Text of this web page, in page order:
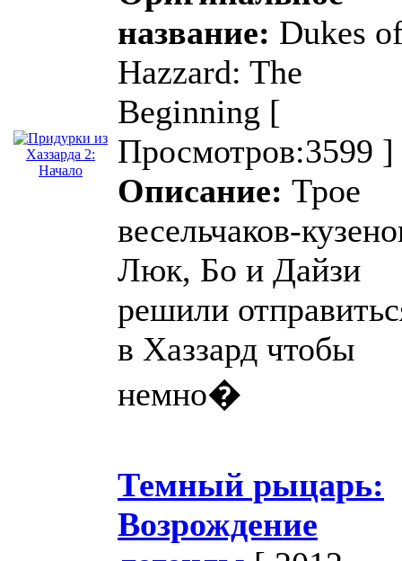
название: Dukes
Hazzard: The
Beginning [
Просмотров:3599 ]
Описание: Трое
весельчаков-
Люк, Бо и Дайзи
решили
в Хаззард чтобы
немно�
Темный рыцарь:
Возрождение